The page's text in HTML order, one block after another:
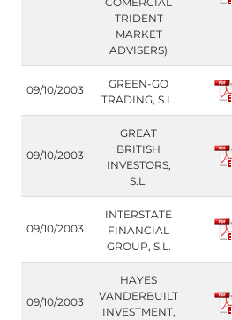
TRIDENT
MARKET
ADVISERS)
09/10/2003
GREEN-GO
TRADING, S.L.
09/10/2003
GREAT
BRITISH
INVESTORS,
S.L.
09/10/2003
INTERSTATE
FINANCIAL
GROUP, S.L.
09/10/2003
HAYES
VANDERBUILT
INVESTMENT,